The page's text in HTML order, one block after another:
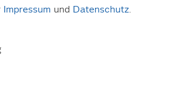
hat seine Vision der
Ansgar F. Gelau hat sie in ein
Impressum und Datenschutz.